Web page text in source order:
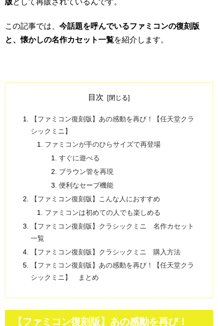
この記事では、 今話題を呼んでいるファミコンの復刻版
と、懐かしの名作カセット一覧を紹介します。
目次
【ファミコン復刻版】あの感動を再び！【任天堂クラ
シックミニ】
ファミコンが手のひらサイズで再登場
すぐに遊べる
ブラウン管を再現
便利なセーブ機能
【ファミコン復刻版】こんな人におすすめ
ファミコンは初めての人でも楽しめる
【ファミコン復刻版】クラシックミニ 名作カセット
一覧
【ファミコン復刻版】クラシックミニ 購入方法
【ファミコン復刻版】あの感動を再び！【任天堂クラ
シックミニ】 まとめ
【ファミコン復刻版】あの感動を再び！